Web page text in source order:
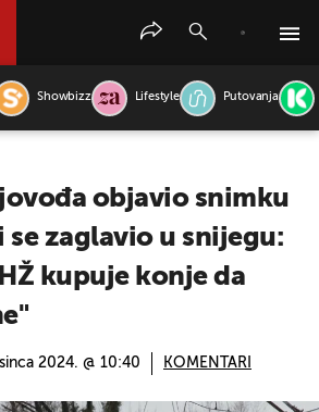
Showbizz Lifestyle Putovanja
objavio snimku
se zaglavio u snijegu:
kupuje konje da
2024. @ 10:40 KOMENTARI